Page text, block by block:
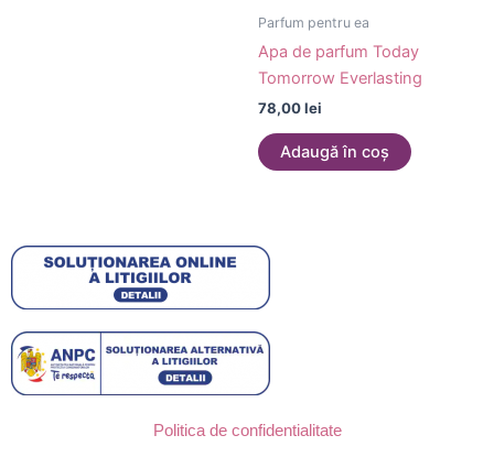
Parfum pentru ea
Apa de parfum Today
Tomorrow Everlasting
78,00lei
Adaugă în coș
Politica de confidentialitate